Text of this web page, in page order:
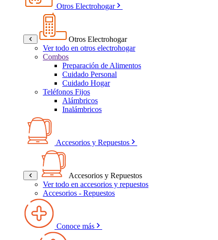
Otros Electrohogar
Otros Electrohogar
Ver todo en otros electrohogar
Combos
Preparación de Alimentos
Cuidado Personal
Cuidado Hogar
Teléfonos Fijos
Alámbricos
Inalámbricos
Accesorios y Repuestos
Accesorios y Repuestos
Ver todo en accesorios y repuestos
Accesorios - Repuestos
Conoce más